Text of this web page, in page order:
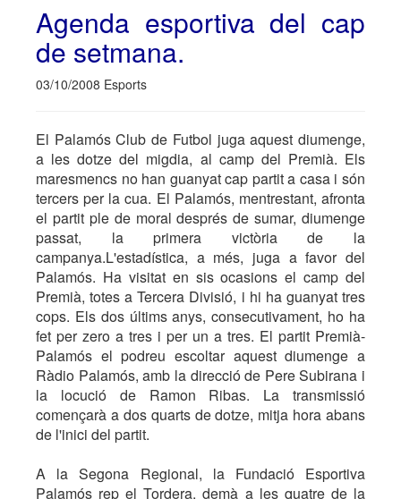
Agenda esportiva del cap
de setmana.
03/10/2008 Esports
El Palamós Club de Futbol juga aquest diumenge,
a les dotze del migdia, al camp del Premià. Els
maresmencs no han guanyat cap partit a casa i són
tercers per la cua. El Palamós, mentrestant, afronta
el partit ple de moral després de sumar, diumenge
passat, la primera victòria de la
campanya.L'estadística, a més, juga a favor del
Palamós. Ha visitat en sis ocasions el camp del
Premià, totes a Tercera Divisió, i hi ha guanyat tres
cops. Els dos últims anys, consecutivament, ho ha
fet per zero a tres i per un a tres. El partit Premià-
Palamós el podreu escoltar aquest diumenge a
Ràdio Palamós, amb la direcció de Pere Subirana i
la locució de Ramon Ribas. La transmissió
començarà a dos quarts de dotze, mitja hora abans
de l'inici del partit.
A la Segona Regional, la Fundació Esportiva
Palamós rep el Tordera, demà a les quatre de la